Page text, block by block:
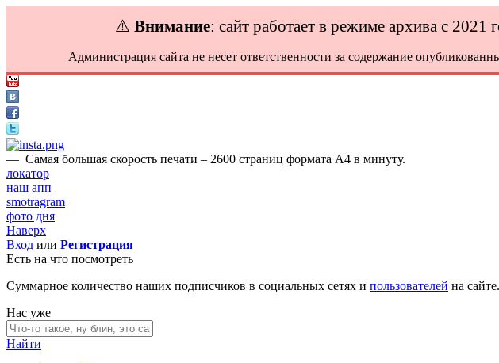
⚠️ Внимание: сайт работает в режиме архива с
Администрация сайта не несет ответственности за содержание
— Самая большая скорость печати – 2600 страниц формата А4 в минуту.
локатор
наш апп
smotragram
фото дня
Наверх
Вход или Регистрация
Есть на что посмотреть
Суммарное количество наших подписчиков в социальных сетях и пользователей на сайте.
Нас уже
Найти